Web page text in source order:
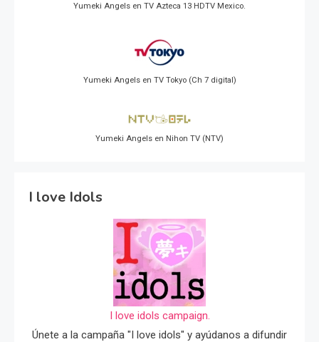
Yumeki Angels en TV Azteca 13 HDTV Mexico.
Yumeki Angels en TV Tokyo (Ch 7 digital)
Yumeki Angels en Nihon TV (NTV)
I love Idols
I love idols campaign.
Únete a la campaña "I love idols" y ayúdanos a difundir